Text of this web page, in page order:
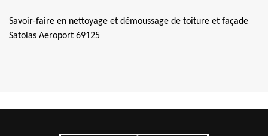
Savoir-faire en nettoyage et démoussage de toiture et façade
Satolas Aeroport 69125